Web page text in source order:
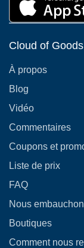
Cloud of Goods
À propos
Blog
Vidéo
Commentaires
Coupons et
Liste de prix
FAQ
Nous
Boutiques
Comment nous